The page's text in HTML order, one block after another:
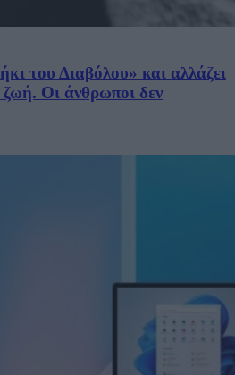
του Διαβόλου» και αλλάζει
ζωή. Οι άνθρωποι δεν